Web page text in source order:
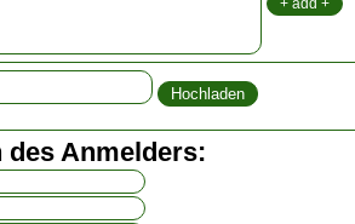
des Anmelders: